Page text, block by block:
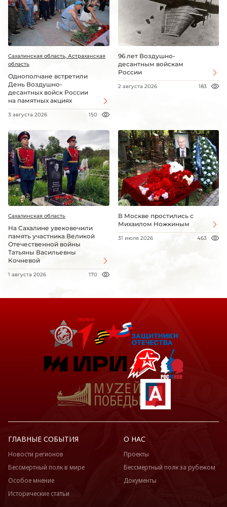
Сахалинская область, Астраханская
область
Однополчане встретили
День Воздушно-
десантных войск России
на памятных акциях
3 августа 2026 150
96 лет Воздушно-
десантным войскам
России
2 августа 2026 183
Сахалинская область
На Сахалине увековечили
память участника Великой
Отечественной войны
Татьяны Васильевны
Кочневой
1 августа 2026 170
В Москве простились с
Михаилом Ножкиным
31 июля 2026 463
ГЛАВНЫЕ СОБЫТИЯ
Новости регионов
Бессмертный полк в мире
Особое мнение
Исторические статьи
О НАС
Проекты
Бессмертный полк за рубежом
Документы